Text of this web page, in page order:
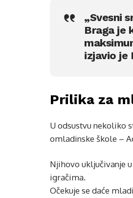
„Svesni
Braga je
izjavio je
Prilika za
U odsustvu nekoliko
omladinske škole –
Njihovo uključivanje
igračima.
Očekuje se daće